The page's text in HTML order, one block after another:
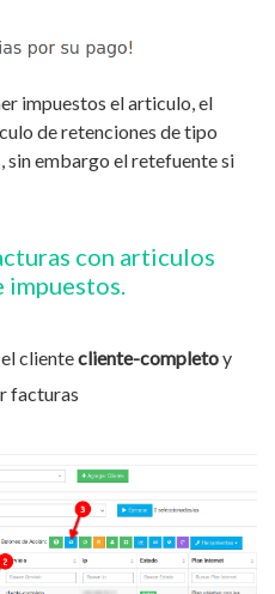
impuestos el articulo, el
de retenciones de tipo
sin embargo el retefuente si
con articulos
clientecliente-completoy
facturas